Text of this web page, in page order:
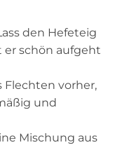
den Hefeteig
er schön aufgeht
Flechten vorher,
und
Mischung aus